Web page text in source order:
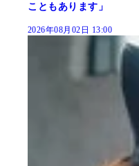
こともあります」
2026年08月02日 13:00